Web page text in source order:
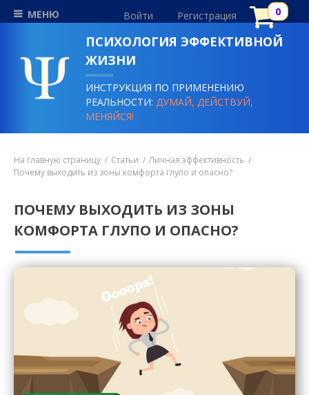
МЕНЮ Войти Регистрация
ПСИХОЛОГИЯ ЭФФЕКТИВНОЙ
ЖИЗНИ
ИНСТРУКЦИЯ ПО ПРИМЕНЕНИЮ
РЕАЛЬНОСТИ:ДУМАЙ, ДЕЙСТВУЙ,
МЕНЯЙСЯ!
На главную страницу Статьи
Личная эффективность
Почему выходить из зоны комфорта глупо и опасно?
ПОЧЕМУ ВЫХОДИТЬ ИЗ ЗОНЫ
КОМФОРТА ГЛУПО И ОПАСНО?